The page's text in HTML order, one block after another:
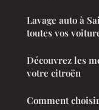
Lavage auto à
toutes vos
Découvrez les
votre citroën
Comment